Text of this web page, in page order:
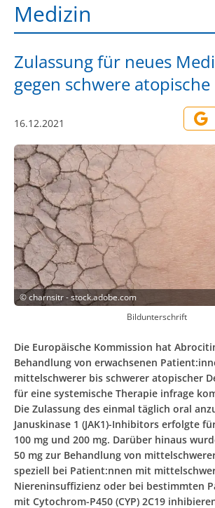
Medizin
Zulassung für neues
gegen schwere
16.12.2021
©charnsitr - stock.adobe.com
Bildunterschrift
Die Europäische Kommission hat
Behandlung von erwachsenen
mittelschwerer bis schwerer atopischer
für eine systemische Therapie infrage
Die Zulassung des einmal täglich oral
Januskinase 1 (JAK1)-Inhibitors erfolgte
100 mg und 200 mg. Darüber hinaus
50 mg zur Behandlung von
speziell bei Patient:nnen mit
Niereninsuffizienz oder bei bestimmten
mit Cytochrom-P450 (CYP) 2C19